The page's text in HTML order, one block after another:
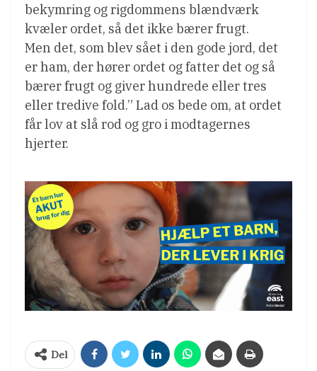
bekymring og rigdommens blændværk
kvæler ordet, så det ikke bærer frugt.
Men det, som blev sået i den gode jord, det
er ham, der hører ordet og fatter det og så
bærer frugt og giver hundrede eller tres
eller tredive fold.” Lad os bede om, at ordet
får lov at slå rod og gro i modtagernes
hjerter.
Del